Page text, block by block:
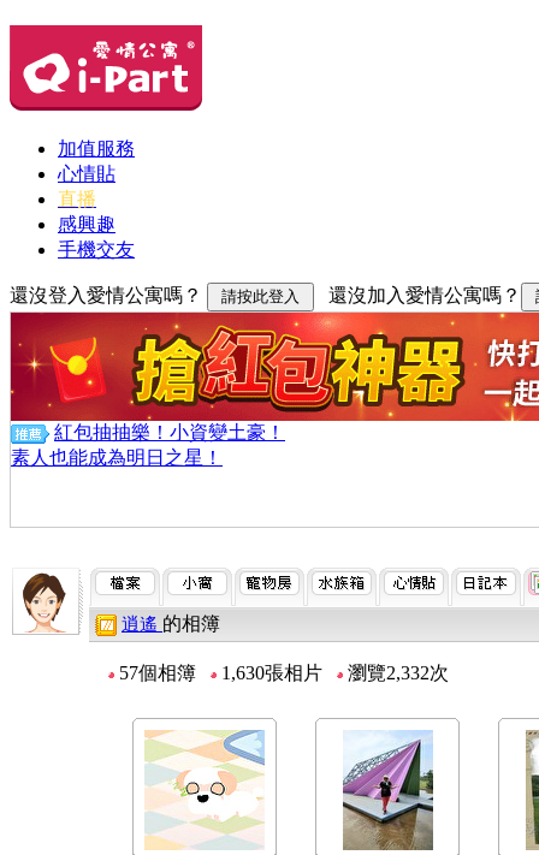
加值服務
心情貼
直播
感興趣
手機交友
還沒登入愛情公寓嗎？ 還沒加入愛情公寓嗎？
紅包抽抽樂！小資變土豪！
素人也能成為明日之星！
逍遙 的相簿
57個相簿 1,630張相片 瀏覽2,332次